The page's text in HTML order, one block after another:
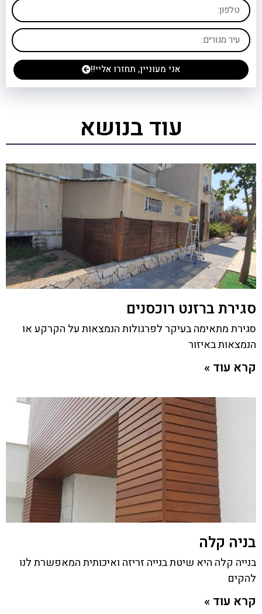
אני מעוניין, תחזרו אליי!!
עוד בנושא
סגירת ברזנט רוכסנים
סגירת מתאימה בעיקר לפרגולות הנמצאות על הקרקע או
הנמצאות באיזור
קרא עוד »
בניה קלה
בנייה קלה היא שיטת בנייה זריזה ואיכותית המאפשרת לנו
להקים
קרא עוד »